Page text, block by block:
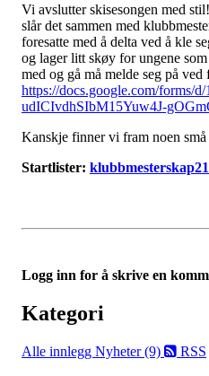
Vi avslutter skisesongen med
slår det sammen med
foresatte med å delta ved å kle
og lager litt skøy for ungene
med og gå må melde seg på
https://docs.google.com/forms/
udICIvdhSIbM15Yuw4J-
Kanskje finner vi fram noen små
Startlister:
Logg inn for å skrive en
Kategori
Alle innlegg Nyheter (9) RSS